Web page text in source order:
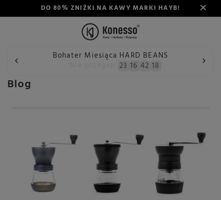
DO 80% ZNIŻKI NA KAWY MARKI HAYB!
Bohater Miesiąca HARD BEANS
23 16 42 18
Wstecz Konesso Blog
Blog